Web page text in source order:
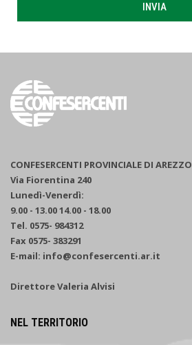
INVIA
CONFESERCENTI PROVINCIALE DI AREZZO
Via Fiorentina 240
Lunedì-Venerdì:
9.00 - 13.00 14.00 - 18.00
Tel. 0575- 984312
Fax 0575- 383291
E-mail: info@confesercenti.ar.it
Direttore Valeria Alvisi
NEL TERRITORIO